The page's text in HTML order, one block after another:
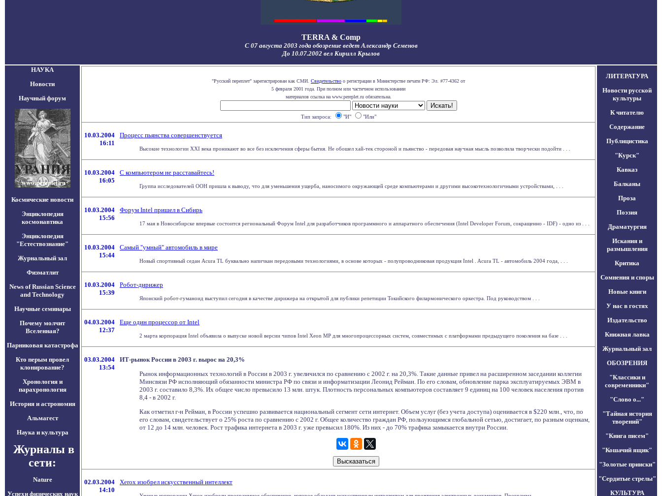
TERRA & Comp
С 07 августа 2003 года обозрение ведет Александр Семенов
До 10.07.2002 вел Кирилл Крылов
НАУКА
Новости
Научный форум
Космические новости
Энциклопедия
космонавтика
Энциклопедия
"Естествознание"
Журнальный зал
Физматлит
News of Russian Science
and Technology
Научные семинары
Почему молчит
Вселенная?
Парниковая катастрофа
Кто перым провел
клонирование?
Хронология и
парахронология
История и астрономия
Альмагест
Наука и культура
Журналы в
сети:
Nature
Успехи физических наук
"Русский переплет" зарегистрирован как СМИ. Свидетельство о регистрации в Министерстве печати РФ: Эл. #77-4362 от
5 февраля 2001 года. При полном или частичном использовании
материалов ссылка на www.pereplet.ru обязательна.
Тип запроса: "И" "Или"
10.03.2004
16:11
Процесс пьянства совершенствуется
Высокие технологии XXI века проникают во все без исключения сферы бытия. Не обошел хай-тек стороной и пьянство - передовая научная мысль позволила творчески подойти . . .
10.03.2004
16:05
С компьютером не расставайтесь!
Группа исследователей ООН пришла к выводу, что для уменьшения ущерба, наносимого окружающей среде компьютерами и другими высокотехнологичными устройствами, . . .
10.03.2004
15:56
Форум Intel пришел в Сибирь
17 мая в Новосибирске впервые состоится региональный Форум Intel для разработчиков программного и аппаратного обеспечения (Intel Developer Forum, сокращенно - IDF) - одно из . . .
10.03.2004
15:44
Самый "умный" автомобиль в мире
Новый спортивный седан Acura TL буквально напичкан передовыми технологиями, в основе которых - полупроводниковая продукция Intel . Acura TL - автомобиль 2004 года, . . .
10.03.2004
15:39
Робот-дирижер
Японский робот-гуманоид выступил сегодня в качестве дирижера на открытой для публики репетиции Токийского филармонического оркестра. Под руководством . . .
04.03.2004
12:37
Еще один процессор от Intel
2 марта корпорация Intel объявила о выпуске новой версии чипов Intel Xeon MP для многопроцессорных систем, совместимых с платформами предыдущего поколения на базе . . .
03.03.2004
13:54
ИТ-рынок России в 2003 г. вырос на 20,3%
Рынок информационных технологий в России в 2003 г. увеличился по сравнению с 2002 г. на 20,3%. Такие данные привел на расширенном заседании коллегии
Минсвязи РФ исполняющий обязанности министра РФ по связи и информатизации Леонид Рейман. По его словам, обновление парка эксплуатируемых ЭВМ в
2003 г. составило 8,3%. Их общее число превысило 13 млн. штук. Плотность персональных компьютеров составляет 9 единиц на 100 человек населения против
8,4 - в 2002 г.
Как отметил г-н Рейман, в России успешно развивается национальный сегмент сети интернет. Объем услуг (без учета доступа) оценивается в $220 млн., что, по
его словам, свидетельствует о 25% роста по сравнению с 2002 г. Общее количество граждан РФ, пользующимся глобальной сетью, достигает, по разным оценкам,
от 12 до 14 млн. человек. Рост трафика интернета в 2003 г. уже превысил 180%. Из них - до 70% трафика замыкается внутри России.
02.03.2004
14:10
Xerox изобрел искусственный интеллект
ЛИТЕРАТУРА
Новости русской
культуры
К читателю
Содержание
Публицистика
"Курск"
Кавказ
Балканы
Проза
Поэзия
Драматургия
Искания и
размышления
Критика
Сомнения и споры
Новые книги
У нас в гостях
Издательство
Книжная лавка
Журнальный зал
ОБОЗРЕНИЯ
"Классики и
современники"
"Слово о..."
"Тайная история
творений"
"Книга писем"
"Кошачий ящик"
"Золотые прииски"
"Сердитые стрелы"
КУЛЬТУРА